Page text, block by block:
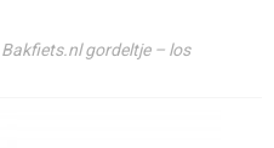
Bakfiets.nl gordeltje – los